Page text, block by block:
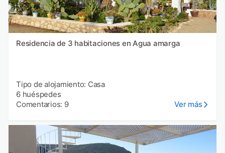
Residencia de 3 habitaciones en Agua amarga
Tipo de alojamiento: Casa
6 huéspedes
Comentarios: 9
Ver más